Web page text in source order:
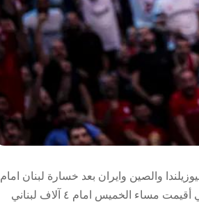
والصين وايران بعد خسارة لبنان امام
نيوزيلندا في الدور ربع النهائي بعدما كان منتخب لبنان متقدما بفارق ٢٢ نقطة خلال المباراة التي أقيمت مساء الخميس امام ٤ آلاف لبناني